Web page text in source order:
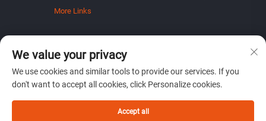
More Links
Registrer deg for å motta vårt ukentlige nyhetsbrev
We value your privacy
We use cookies and similar tools to provide our services. If you
don't want to accept all cookies, click Personalize cookies.
Accept all